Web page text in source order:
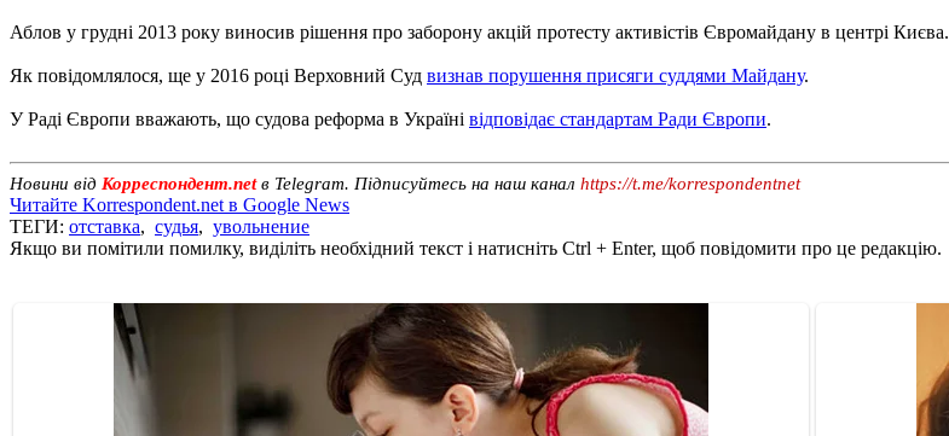
Аблов у грудні 2013 року виносив рішення про заборону акцій протесту активістів Євромайдану в центрі Києва.
Як повідомлялося, ще у 2016 році Верховний Суд визнав порушення присяги суддями Майдану.
У Раді Європи вважають, що судова реформа в Україні відповідає стандартам Ради Європи.
Новини від Корреспондент.netв Telegram. Підписуйтесь на наш канал https://t.me/korrespondentnet
Читайте Korrespondent.net в Google News
ТЕГИ: отставка, судья, увольнение
Якщо ви помітили помилку, виділіть необхідний текст і натисніть Ctrl + Enter, щоб повідомити про це редакцію.